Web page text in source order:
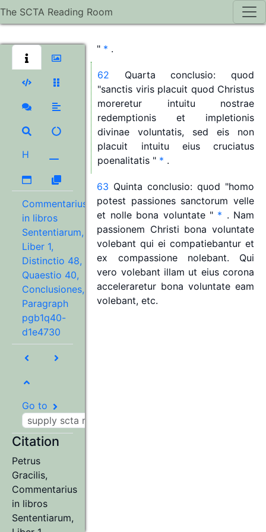
The SCTA Reading Room
H
Commentarius
in libros
Sententiarum,
Liber 1,
Distinctio 48,
Quaestio 40,
Conclusiones,
Paragraph
pgb1q40-
d1e4730
Go to
Citation
Petrus
Gracilis,
Commentarius
in libros
Sententiarum,
voluit
tamen
" * .
62 Quarta conclusio:
quod
"sanctis viris placuit quod Christus
moreretur
intuitu
nostrae
redemptionis
et
impletionis
divinae
voluntatis, sed eis
non
placuit
intuitu eius
cruciatus
poenalitatis " * .
63 Quinta conclusio: quod "homo
potest passiones sanctorum velle
et nolle bona voluntate "* . Nam
passionem Christi bona voluntate
volebant qui ei compatiebantur et
ex
compassione nolebant.
Qui
vero volebant illam ut eius corona
acceleraretur bona voluntate eam
volebant, etc.